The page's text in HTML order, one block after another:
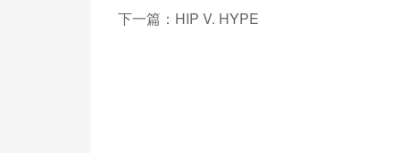
下一篇： HIP V. HYPE